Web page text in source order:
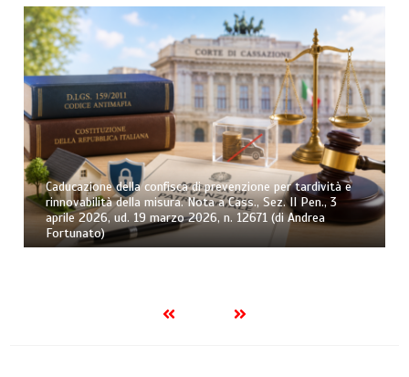
Caducazione della confisca di prevenzione per tardività e
rinnovabilità della misura. Nota a Cass., Sez. II Pen., 3
aprile 2026, ud. 19 marzo 2026, n. 12671 (di Andrea
Fortunato)